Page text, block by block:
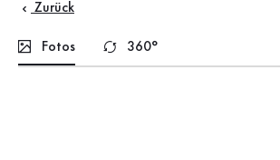
Zurück
Fotos 360°